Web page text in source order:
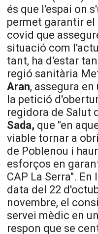
és que l'espai on
permet garantir
covid que
situació com
tant, ha d'estar
regió sanitària
Aran, assegura
la petició
regidora de Salut
Sada, que "en
viable tornar a
de Poblenou i
esforços en
CAP La Serra". En
data del 22
novembre, el
servei mèdic en
respon que se